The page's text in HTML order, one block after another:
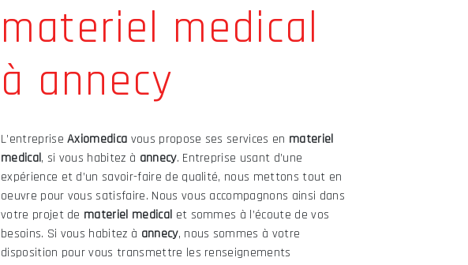
materiel medical
à annecy
L’entrepriseAxiomedica vous propose ses services en materiel
medical, si vous habitez à annecy. Entreprise usant d’une
expérience et d’un savoir-faire de qualité, nous mettons tout en
oeuvre pour vous satisfaire. Nous vous accompagnons ainsi dans
votre projet de materiel medical et sommes à l’écoute de vos
besoins. Si vous habitez à annecy, nous sommes à votre
disposition pour vous transmettre les renseignements